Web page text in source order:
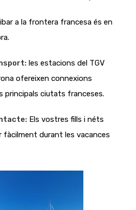
a la frontera francesa és en
les estacions del TGV
ofereixen connexions
principals ciutats franceses.
Els vostres fills i néts
fàcilment durant les vacances